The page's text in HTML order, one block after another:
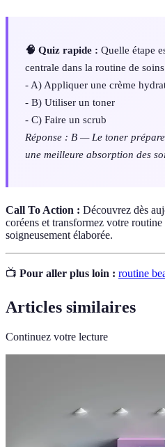
🧠 Quiz rapide : Quelle étape
centrale dans la routine de
- A) Appliquer une crème
- B) Utiliser un toner
- C) Faire un scrub
Réponse : B — Le toner
une meilleure absorption des
Call To Action : Découvrez dès
coréens et transformez votre
soigneusement élaborée.
📺 Pour aller plus loin : routine
Articles similaires
Continuez votre lecture